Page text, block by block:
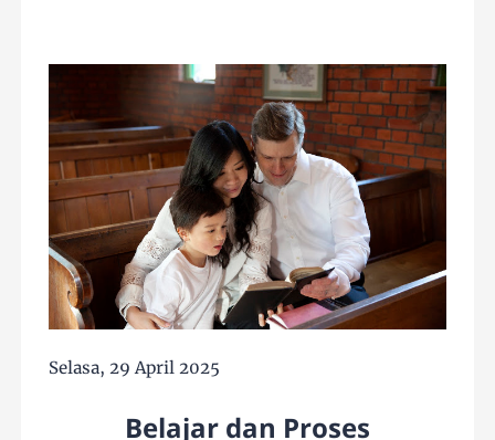
Selasa, 29 April 2025
Belajar dan Proses